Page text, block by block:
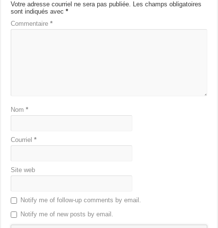
Votre adresse courriel ne sera pas publiée. Les champs obligatoires
sont indiqués avec*
Commentaire*
Nom*
Courriel*
Site web
Notify me of follow-up comments by email.
Notify me of new posts by email.